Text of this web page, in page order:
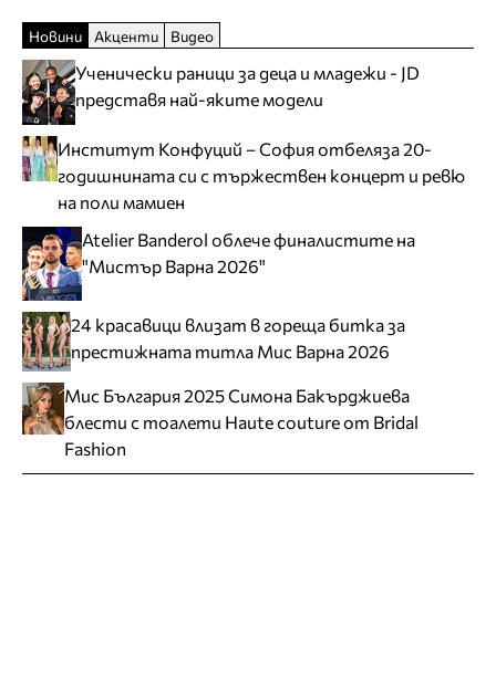
Новини Акценти Видео
Ученически раници за деца и младежи - JD
представя най-яките модели
Институт Конфуций – София отбеляза 20-
годишнината си с тържествен концерт и ревю
на поли мамиен
Atelier Banderol облече финалистите на
"Мистър Варна 2026"
24 красавици влизат в гореща битка за
престижната титла Мис Варна 2026
Мис България 2025 Симона Бакърджиева
блести с тоалети Haute couture от Bridal
Fashion